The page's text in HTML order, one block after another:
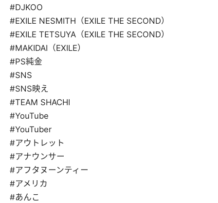
#DJKOO
#EXILE NESMITH（EXILE THE SECOND）
#EXILE TETSUYA（EXILE THE SECOND）
#MAKIDAI（EXILE）
#PS純金
#SNS
#SNS映え
#TEAM SHACHI
#YouTube
#YouTuber
#アウトレット
#アナウンサー
#アフタヌーンティー
#アメリカ
#あんこ